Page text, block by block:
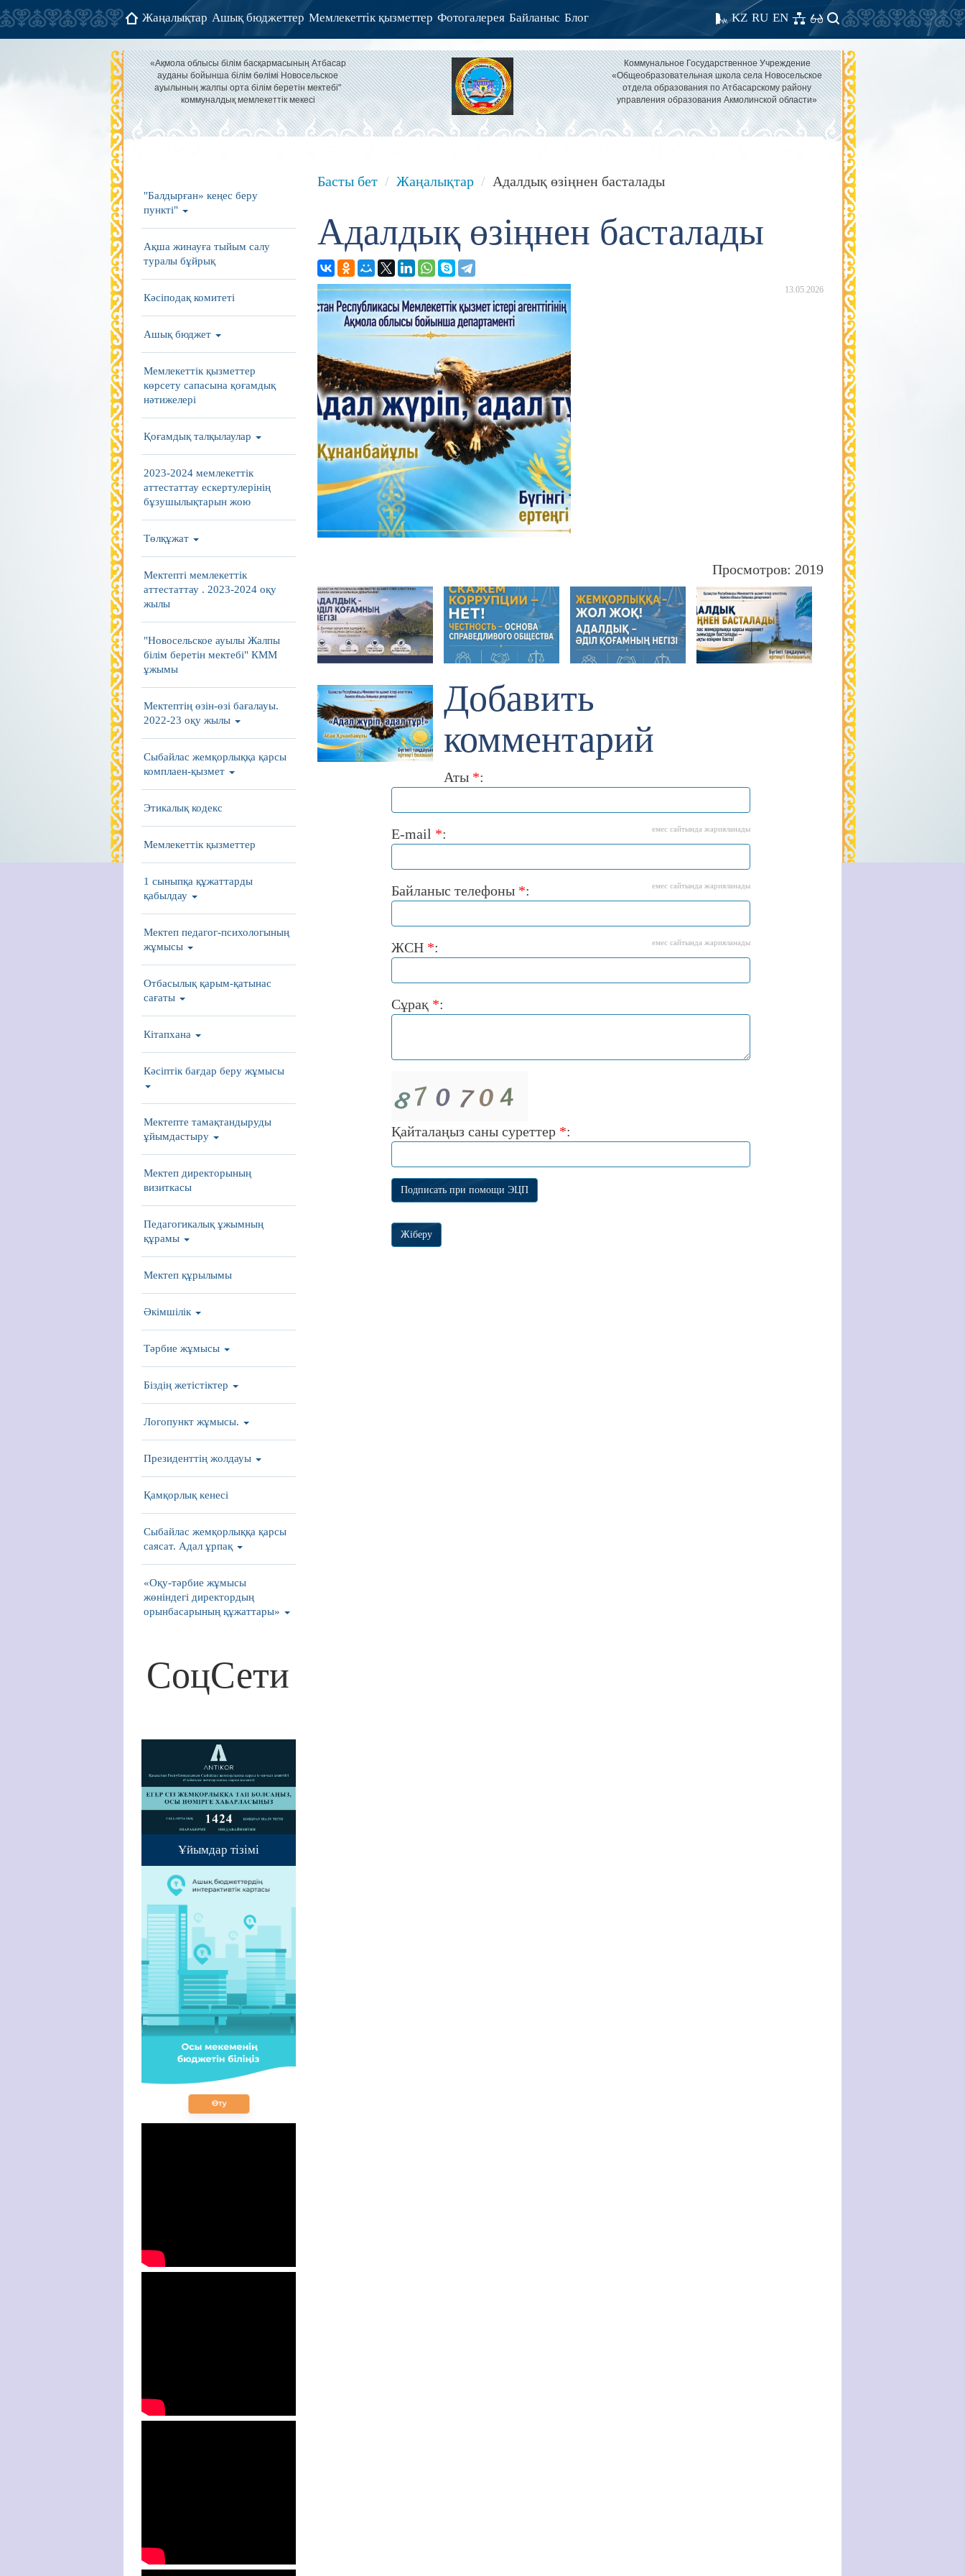
Жаңалықтар Ашық бюджеттер Мемлекеттік қызметтер Фотогалерея Байланыс Блог EN
RU
KZ
«Ақмола облысы білім басқармасының Атбасар
ауданы бойынша білім бөлімі Новосельское
ауылының жалпы орта білім беретін мектебі"
коммуналдық мемлекеттік мекесі
Коммунальное Государственное Учреждение
«Общеобразовательная школа села Новосельское
отдела образования по Атбасарскому району
управления образования Акмолинской области»
"Балдырған» кеңес беру
пункті"
Ақша жинауға тыйым салу
туралы бұйрық
Кәсіподақ комитеті
Ашық бюджет
Мемлекеттік қызметтер
көрсету сапасына қоғамдық
нәтижелері
Қоғамдық талқылаулар
2023-2024 мемлекеттік
аттестаттау ескертулерінің
бұзушылықтарын жою
Төлқұжат
Мектепті мемлекеттік
аттестаттау . 2023-2024 оқу
жылы
"Новосельское ауылы Жалпы
білім беретін мектебі" КММ
ұжымы
Мектептің өзін-өзі бағалауы.
2022-23 оқу жылы
Сыбайлас жемқорлыққа қарсы
комплаен-қызмет
Этикалық кодекс
Мемлекеттік қызметтер
1 сыныпқа құжаттарды
қабылдау
Мектеп педагог-психологының
жұмысы
Отбасылық қарым-қатынас
сағаты
Кітапхана
Кәсіптік бағдар беру жұмысы
Мектепте тамақтандыруды
ұйымдастыру
Мектеп директорының
визиткасы
Педагогикалық ұжымның
құрамы
Мектеп құрылымы
Әкімшілік
Тәрбие жұмысы
Біздің жетістіктер
Логопункт жұмысы.
Президенттің жолдауы
Қамқорлық кенесі
Сыбайлас жемқорлыққа қарсы
саясат. Адал ұрпақ
«Оқу-тәрбие жұмысы
жөніндегі директордың
орынбасарының құжаттары»
СоцСети
Ұйымдар тізімі
Басты бет Жаңалықтар Адалдық өзіңнен басталады
Адалдық өзіңнен басталады
13.05.2026
Просмотров: 2019
Добавить
комментарий
Аты *:
E-mail *: емес сайтында жарияланады
Байланыс телефоны *: емес сайтында жарияланады
ЖСН *: емес сайтында жарияланады
Сұрақ *:
Қайталаңыз саны суреттер *: